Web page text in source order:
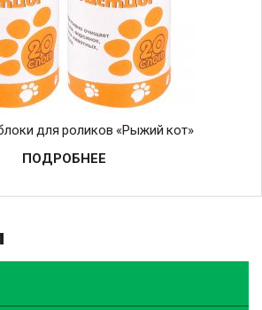
для роликов «Рыжий кот»
ПОДРОБНЕЕ